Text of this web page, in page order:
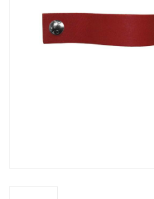
Leren plankendragers